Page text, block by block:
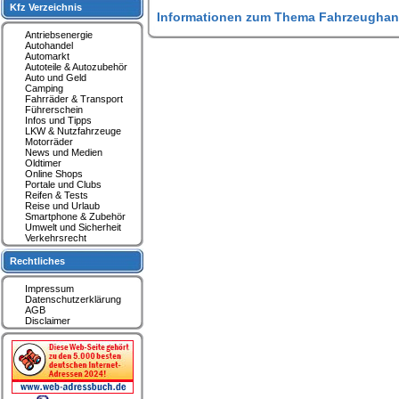
Informationen zum Thema
Kfz Verzeichnis
Antriebsenergie
Autohandel
Automarkt
Autoteile & Autozubehör
Auto und Geld
Camping
Fahrräder & Transport
Führerschein
Infos und Tipps
LKW & Nutzfahrzeuge
Motorräder
News und Medien
Oldtimer
Online Shops
Portale und Clubs
Reifen & Tests
Reise und Urlaub
Smartphone & Zubehör
Umwelt und Sicherheit
Verkehrsrecht
Rechtliches
Impressum
Datenschutzerklärung
AGB
Disclaimer